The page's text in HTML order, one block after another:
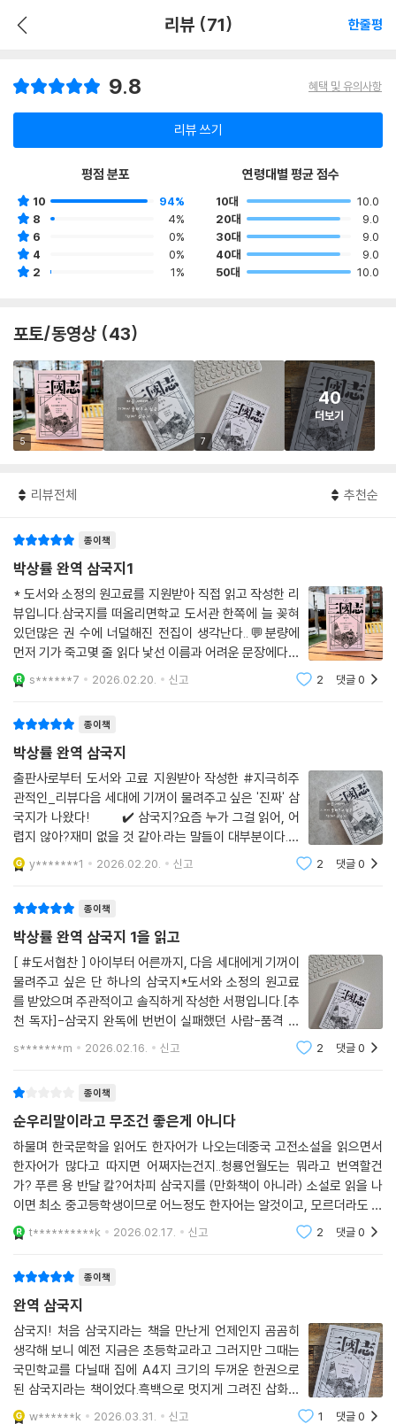
리뷰 (71) 한줄평
9.8 혜택 및 유의사항
리뷰 쓰기
평점 분포
10
94%
8
4%
6
0%
4
0%
2
1%
연령대별 평균 점수
10대
10.0
20대
9.0
30대
9.0
40대
9.0
50대
10.0
포토/동영상 (43)
5 7
40
더보기
리뷰전체 추천순
종이책
박상률 완역 삼국지1
* 도서와 소정의 원고료를 지원받아 직접 읽고 작성한 리
뷰입니다. 삼국지를 떠올리면학교 도서관 한쪽에 늘 꽂혀
있던많은 권 수에 너덜해진 전집이 생각난다..💬분량에
먼저 기가 죽고몇 줄 읽다 낯선 이름과 어려운 문장에다시
제자리에 꽂아두었던 기억..💬성인이 된 뒤에도"삼세번은
읽어야 한다"는 말을 들었지만어쩐지 나와는 조금 거리가
s******7 2026.02.20. 신고 2 댓글0
종이책
박상률 완역 삼국지
출판사로부터 도서와 고료 지원받아 작성한 #지극히주
관적인_리뷰다음 세대에 기꺼이 물려주고 싶은 '진짜' 삼
국지가 나왔다! ⠀⠀⠀✔️ 삼국지?요즘 누가 그걸 읽어, 어
렵지 않아?재미 없을 것 같아.라는 말들이 대부분이다.하
지만.온갖 인간 군상들의 이야기, 사건사건을 풀어 나가는
모습등은 나라면...? 을 상상하게 하는 동아시아 최고의
y*******1 2026.02.20. 신고 2 댓글0
종이책
박상률 완역 삼국지 1을 읽고
[ #도서협찬 ] 아이부터 어른까지, 다음 세대에게 기꺼이
물려주고 싶은 단 하나의 삼국지*도서와 소정의 원고료
를 받았으며 주관적이고 솔직하게 작성한 서평입니다.[추
천 독자]-삼국지 완독에 번번이 실패했던 사람-품격 있
는 순우리말 번역의 힘을 경험하고 싶은 사람-아이와 함
s*******m 2026.02.16. 신고 2 댓글0
종이책
순우리말이라고 무조건 좋은게 아니다
하물며 한국문학을 읽어도 한자어가 나오는데중국 고전소설을 읽으면서
한자어가 많다고 따지면 어쩌자는건지..청룡언월도는 뭐라고 번역할건
가? 푸른 용 반달 칼?어차피 삼국지를 (만화책이 아니라) 소설로 읽을 나
이면 최소 중고등학생이므로 어느정도 한자어는 알것이고, 모르더라도 배
우면서 읽는게 도움이 된다.삽화도 무슨 고분벽화 컨셉인지, 컬러가 죄다
황토색이다.책 날개에는
t**********k 2026.02.17. 신고 2 댓글0
종이책
완역 삼국지
삼국지! 처음 삼국지라는 책을 만난게 언제인지 곰곰히
생각해 보니 예전 지금은 초등학교라고 그러지만 그때는
국민학교를 다닐때 집에 A4지 크기의 두꺼운 한권으로
된 삼국지라는 책이었다.흑백으로 멋지게 그려진 삽화들
과 함께 세로로 쓰여진 유비, 관우, 장비 등 수많은 장수들
w******k 2026.03.31. 신고 1 댓글0